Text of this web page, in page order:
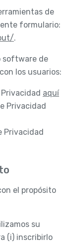
de
formulario:
.
software de
los usuarios:
aquí
Privacidad
Privacidad
el propósito
su
(i) inscribirlo